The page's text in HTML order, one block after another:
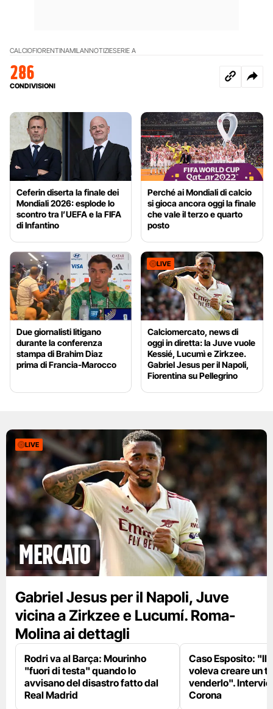
CALCIOFIORENTINAMILANNOTIZIESERIE A
286
CONDIVISIONI
Ceferin diserta la finale dei
Mondiali 2026: esplode lo
scontro tra l’UEFA e la FIFA
di Infantino
Perché ai Mondiali di calcio
si gioca ancora oggi la finale
che vale il terzo e quarto
posto
Due giornalisti litigano
durante la conferenza
stampa di Brahim Diaz
prima di Francia-Marocco
LIVE
Calciomercato, news di
oggi in diretta: la Juve vuole
Kessié, Lucumì e Zirkzee.
Gabriel Jesus per il Napoli,
Fiorentina su Pellegrino
LIVE
mercato
Gabriel Jesus per il Napoli, Juve
vicina a Zirkzee e Lucumí. Roma-
Molina ai dettagli
Rodri va al Barça: Mourinho
"fuori di testa" quando lo
avvisano del disastro fatto dal
Real Madrid
Caso Esposito: "Il
voleva creare un
venderlo".
Corona